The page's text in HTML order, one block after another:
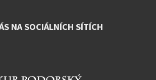
NA SOCIÁLNÍCH SÍTÍCH